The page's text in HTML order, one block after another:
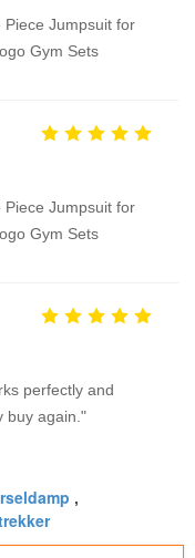
Piece Jumpsuit for
Gym Sets
Piece Jumpsuit for
Gym Sets
perfectly and
buy again."
,